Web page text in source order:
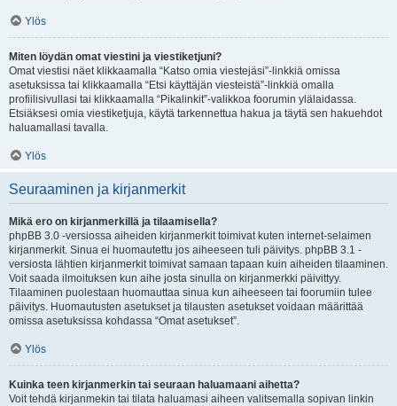
Ylös
Miten löydän omat viestini ja viestiketjuni?
Omat viestisi näet klikkaamalla “Katso omia viestejäsi”-linkkiä omissa
asetuksissa tai klikkaamalla “Etsi käyttäjän viesteistä”-linkkiä omalla
profiilisivullasi tai klikkaamalla “Pikalinkit”-valikkoa foorumin ylälaidassa.
Etsiäksesi omia viestiketjuja, käytä tarkennettua hakua ja täytä sen hakuehdot
haluamallasi tavalla.
Ylös
Seuraaminen ja kirjanmerkit
Mikä ero on kirjanmerkillä ja tilaamisella?
phpBB 3.0 -versiossa aiheiden kirjanmerkit toimivat kuten internet-selaimen
kirjanmerkit. Sinua ei huomautettu jos aiheeseen tuli päivitys. phpBB 3.1 -
versiosta lähtien kirjanmerkit toimivat samaan tapaan kuin aiheiden tilaaminen.
Voit saada ilmoituksen kun aihe josta sinulla on kirjanmerkki päivittyy.
Tilaaminen puolestaan huomauttaa sinua kun aiheeseen tai foorumiin tulee
päivitys. Huomautusten asetukset ja tilausten asetukset voidaan määrittää
omissa asetuksissa kohdassa “Omat asetukset”.
Ylös
Kuinka teen kirjanmerkin tai seuraan haluamaani aihetta?
Voit tehdä kirjanmekin tai tilata haluamasi aiheen valitsemalla sopivan linkin